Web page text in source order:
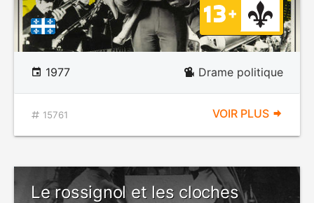
1977 Drame politique
15761 VOIR PLUS
Le rossignol et les cloches